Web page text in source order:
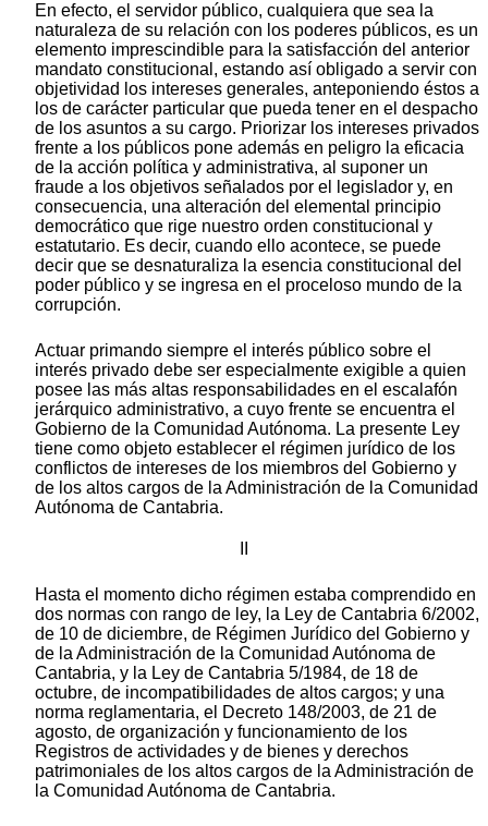
En efecto, el servidor público, cualquiera que sea la
naturaleza de su relación con los poderes públicos, es un
elemento imprescindible para la satisfacción del anterior
mandato constitucional, estando así obligado a servir con
objetividad los intereses generales, anteponiendo éstos a
los de carácter particular que pueda tener en el despacho
de los asuntos a su cargo. Priorizar los intereses privados
frente a los públicos pone además en peligro la eficacia
de la acción política y administrativa, al suponer un
fraude a los objetivos señalados por el legislador y, en
consecuencia, una alteración del elemental principio
democrático que rige nuestro orden constitucional y
estatutario. Es decir, cuando ello acontece, se puede
decir que se desnaturaliza la esencia constitucional del
poder público y se ingresa en el proceloso mundo de la
corrupción.
Actuar primando siempre el interés público sobre el
interés privado debe ser especialmente exigible a quien
posee las más altas responsabilidades en el escalafón
jerárquico administrativo, a cuyo frente se encuentra el
Gobierno de la Comunidad Autónoma. La presente Ley
tiene como objeto establecer el régimen jurídico de los
conflictos de intereses de los miembros del Gobierno y
de los altos cargos de la Administración de la Comunidad
Autónoma de Cantabria.
Hasta el momento dicho régimen estaba comprendido en
dos normas con rango de ley, la Ley de Cantabria 6/2002,
de 10 de diciembre, de Régimen Jurídico del Gobierno y
de la Administración de la Comunidad Autónoma de
Cantabria, y la Ley de Cantabria 5/1984, de 18 de
octubre, de incompatibilidades de altos cargos; y una
norma reglamentaria, el Decreto 148/2003, de 21 de
agosto, de organización y funcionamiento de los
Registros de actividades y de bienes y derechos
patrimoniales de los altos cargos de la Administración de
la Comunidad Autónoma de Cantabria.